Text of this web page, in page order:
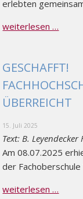
erlebten
weiterlesen …
GESCHAFFT!
ÜBERREICHT
15. Juli 2025
Text: B. Leyendecker
Am 08.07.2025
der
weiterlesen …